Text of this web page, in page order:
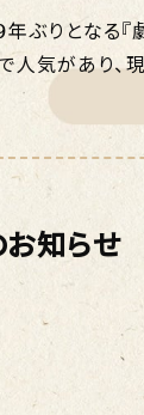
ぶりとなる『
人気があり、
お知らせ